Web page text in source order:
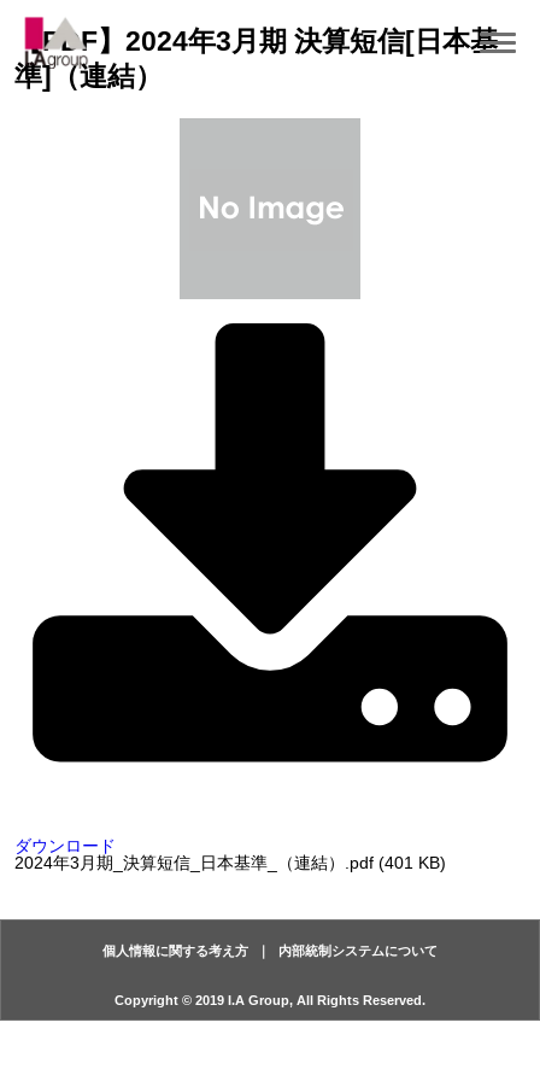
【PDF】2024年3月期 決算短信[日本基
準]（連結）
ダウンロード
2024年3月期_決算短信_日本基準_（連結）.pdf (401 KB)
個人情報に関する考え方 内部統制システムについて
Copyright © 2019 I.A Group, All Rights Reserved.